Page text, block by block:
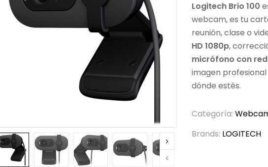
Logitech Brio 100
webcam, es tu
reunión, clase o
HD 1080p,
micrófono con
imagen
dónde estés.
Categoría:
Brands: LOGITECH